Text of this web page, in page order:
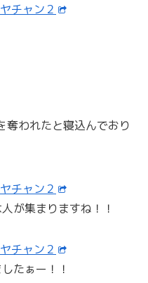
チャン２
奪われたと寝込んでおり
チャン２
が集まりますね！！
チャン２
たぁー！！